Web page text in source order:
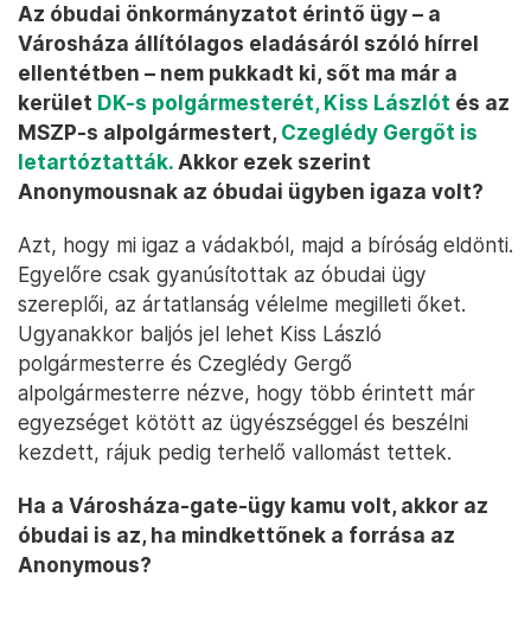
Az óbudai önkormányzatot érintő ügy – a
Városháza állítólagos eladásáról szóló hírrel
ellentétben – nem pukkadt ki, sőt ma már a
kerület DK-s polgármesterét, Kiss Lászlót és az
MSZP-s alpolgármestert,Czeglédy Gergőt is
letartóztatták. Akkor ezek szerint
Anonymousnak az óbudai ügyben igaza volt?
Azt, hogy mi igaz a vádakból, majd a bíróság eldönti.
Egyelőre csak gyanúsítottak az óbudai ügy
szereplői, az ártatlanság vélelme megilleti őket.
Ugyanakkor baljós jel lehet Kiss László
polgármesterre és Czeglédy Gergő
alpolgármesterre nézve, hogy több érintett már
egyezséget kötött az ügyészséggel és beszélni
kezdett, rájuk pedig terhelő vallomást tettek.
Ha a Városháza-gate-ügy kamu volt, akkor az
óbudai is az, ha mindkettőnek a forrása az
Anonymous?